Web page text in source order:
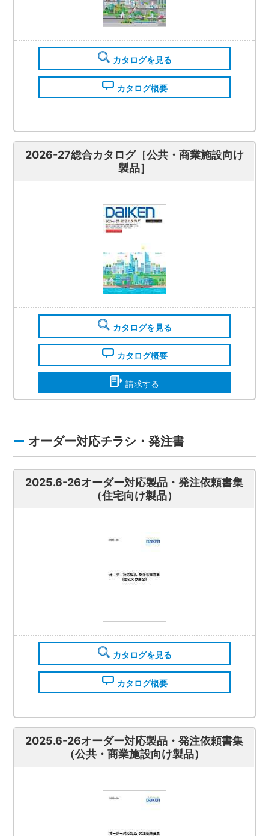
カタログを見る
カタログ概要
2026-27総合カタログ［公共・商業施設向け
製品］
カタログを見る
カタログ概要
請求する
オーダー対応チラシ・発注書
2025.6-26オーダー対応製品・発注依頼書集
（住宅向け製品）
カタログを見る
カタログ概要
2025.6-26オーダー対応製品・発注依頼書集
（公共・商業施設向け製品）